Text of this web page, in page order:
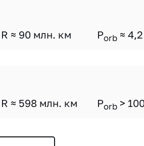
R ≈ 90 млн. км Porb ≈ 4,2
R ≈ 598 млн. км Porb >